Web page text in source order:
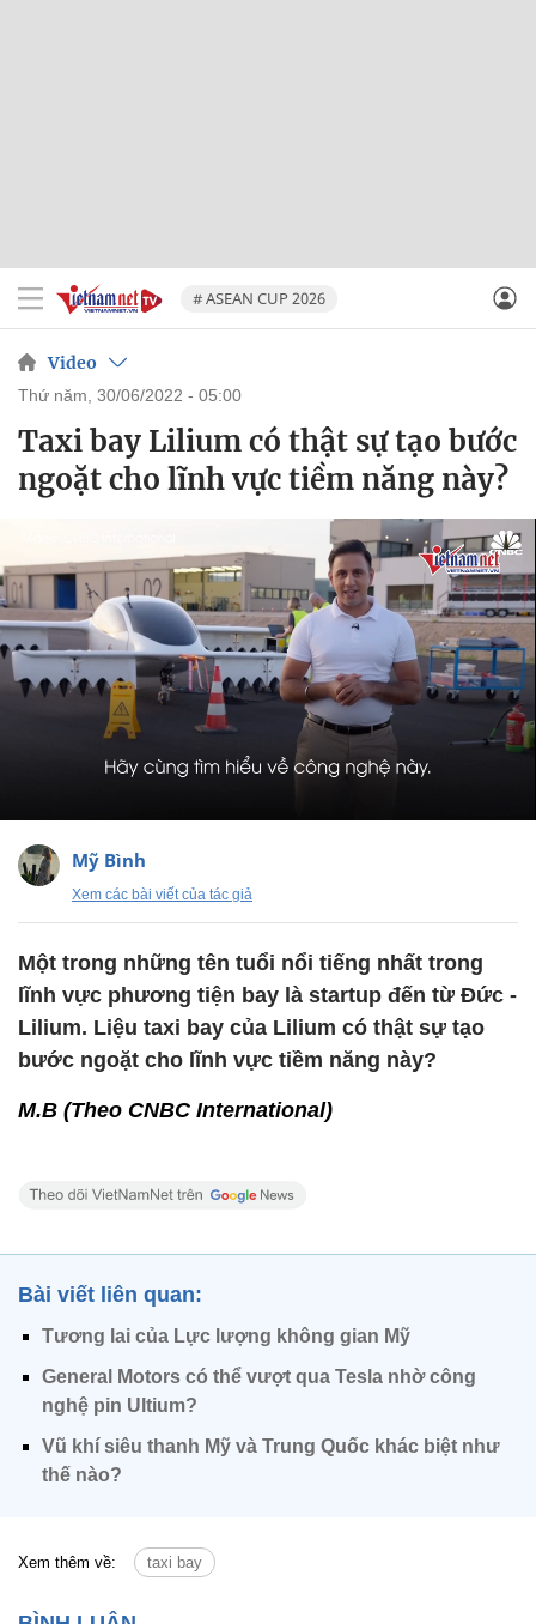
# ASEAN CUP 2026
Video
thứ năm, 30/06/2022 - 05:00
Taxi bay Lilium có thật sự tạo bước
ngoặt cho lĩnh vực tiềm năng này?
Mỹ Bình
Xem các bài viết của tác giả
Một trong những tên tuổi nổi tiếng nhất trong
lĩnh vực phương tiện bay là startup đến từ Đức -
Lilium. Liệu taxi bay của Lilium có thật sự tạo
bước ngoặt cho lĩnh vực tiềm năng này?
M.B (Theo CNBC International)
Bài viết liên quan:
Tương lai của Lực lượng không gian Mỹ
General Motors có thể vượt qua Tesla nhờ công
nghệ pin Ultium?
Vũ khí siêu thanh Mỹ và Trung Quốc khác biệt như
thế nào?
Xem thêm về: taxi bay